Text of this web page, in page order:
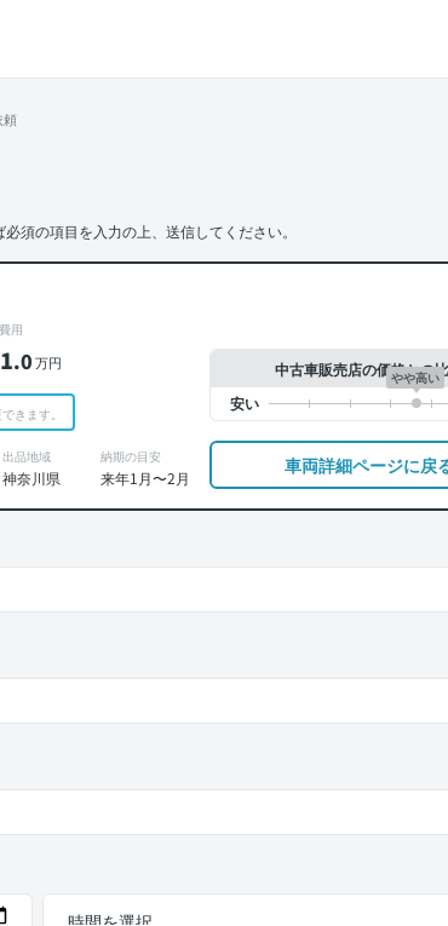
頼
必須の項目を入力の上、送信してください。
用
.0万円
きます。
出品地域
神奈川県
納期の目安
来年1月〜2月
中古車販売店の価格との
やや高い
車両詳細ページに戻